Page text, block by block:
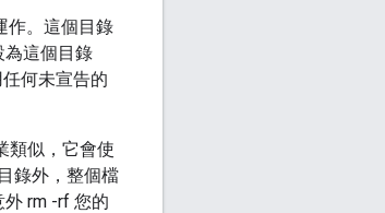
作。這個目錄
為這個目錄
何未宣告的
類似，它會使
錄外，整個檔
rm -rf 您的